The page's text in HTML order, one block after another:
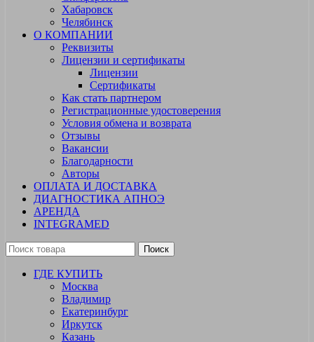
Хабаровск
Челябинск
О КОМПАНИИ
Реквизиты
Лицензии и сертификаты
Лицензии
Сертификаты
Как стать партнером
Регистрационные удостоверения
Условия обмена и возврата
Отзывы
Вакансии
Благодарности
Авторы
ОПЛАТА И ДОСТАВКА
ДИАГНОСТИКА АПНОЭ
АРЕНДА
INTEGRAMED
Поиск
ГДЕ КУПИТЬ
Москва
Владимир
Екатеринбург
Иркутск
Казань